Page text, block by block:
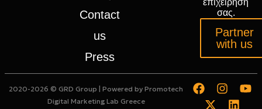
Contact
us
Press
επιχείρησή
σας.
Partner
with us
2020-2026 © GRD Group | Powered by Promotech
Digital Marketing Lab Greece